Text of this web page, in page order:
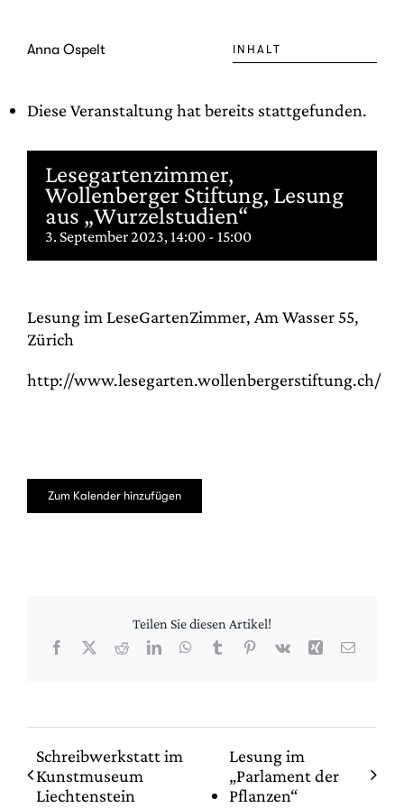
springen
Anna Ospelt INHALT
Diese Veranstaltung hat bereits stattgefunden.
Lesegartenzimmer,
Wollenberger Stiftung, Lesung
aus „Wurzelstudien“
3. September 2023, 14:00 - 15:00
Lesung im LeseGartenZimmer, Am Wasser 55,
Zürich
http://www.lesegarten.wollenbergerstiftung.ch/
Zum Kalender hinzufügen
Teilen Sie diesen Artikel!
Facebook
X RedditLinkedInWhatsApp
TumblrPinterest
Vk Xing E-
Schreibwerkstatt im
Kunstmuseum
Liechtenstein
Lesung im
„Parlament der
Pflanzen“